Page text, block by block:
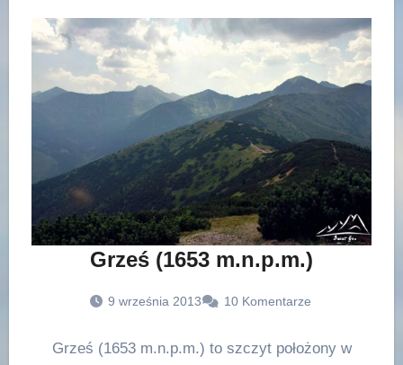
Grześ (1653 m.n.p.m.)
9 września 2013 10 Komentarze
Grześ (1653 m.n.p.m.) to szczyt położony w